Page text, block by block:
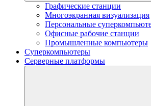
Графические станции
Многоэкранная визуализация
Персональные
Офисные рабочие станции
Промышленные компьютеры
Суперкомпьютеры
Серверные платформы